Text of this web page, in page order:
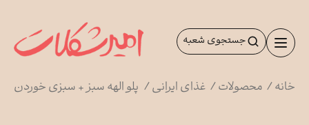
محتوا
جستجوی شعبه
خانه/ محصولات/ غذای ایرانی/ پلو الهه سبز + سبزی خوردن